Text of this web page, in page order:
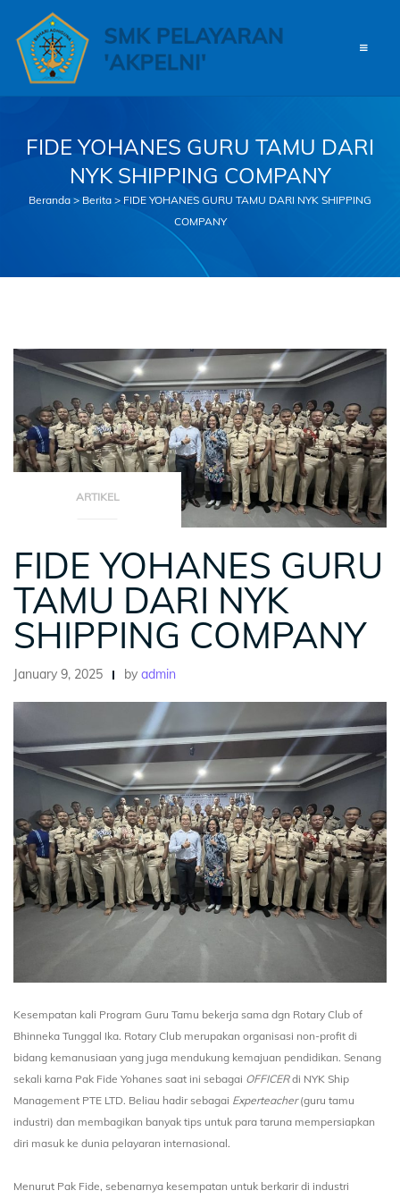
content
FIDE YOHANES GURU TAMU DARI
NYK SHIPPING COMPANY
Beranda > Berita > FIDE YOHANES GURU TAMU DARI NYK SHIPPING
COMPANY
ARTIKEL
FIDE YOHANES GURU
TAMU DARI NYK
SHIPPING COMPANY
January 9, 2025 by admin
Kesempatan kali Program Guru Tamu bekerja sama dgn Rotary Club of
Bhinneka Tunggal Ika. Rotary Club merupakan organisasi non-profit di
bidang kemanusiaan yang juga mendukung kemajuan pendidikan. Senang
sekali karna Pak Fide Yohanes saat ini sebagai OFFICERdi NYK Ship
Management PTE LTD. Beliau hadir sebagai Experteacher(guru tamu
industri) dan membagikan banyak tips untuk para taruna mempersiapkan
diri masuk ke dunia pelayaran internasional.
Menurut Pak Fide, sebenarnya kesempatan untuk berkarir di industri